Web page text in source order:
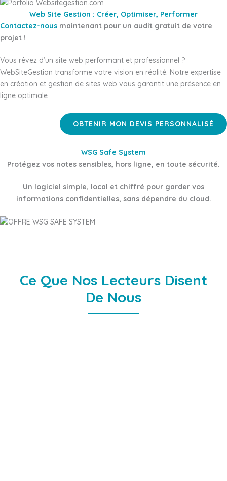
Web Site Gestion : Créer, Optimiser, Performer
Contactez-nous maintenant pour un audit gratuit de votre
projet !
Vous rêvez d’un site web performant et professionnel ?
WebSiteGestion transforme votre vision en réalité. Notre expertise
en création et gestion de sites web vous garantit une présence en
ligne optimale
OBTENIR MON DEVIS PERSONNALISÉ
WSG Safe System
Protégez vos notes sensibles, hors ligne, en toute sécurité.
Un logiciel simple, local et chiffré pour garder vos
informations confidentielles, sans dépendre du cloud.
Ce Que Nos Lecteurs Disent
De Nous